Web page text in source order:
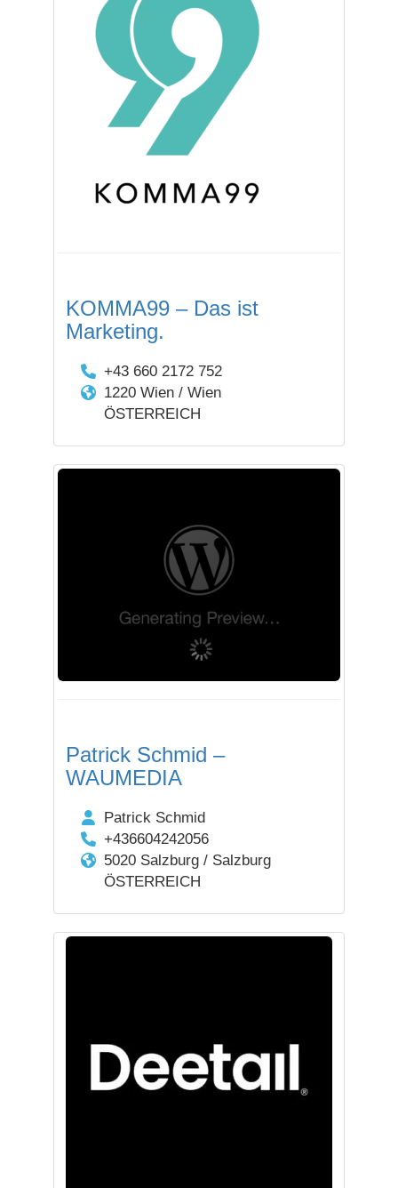
KOMMA99 – Das ist
Marketing.
+43 660 2172 752
1220 Wien / Wien
ÖSTERREICH
Patrick Schmid –
WAUMEDIA
Patrick Schmid
+436604242056
5020 Salzburg / Salzburg
ÖSTERREICH